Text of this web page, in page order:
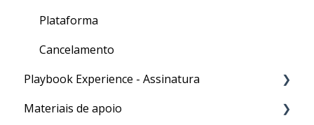
Plataforma
Cancelamento
Playbook Experience - Assinatura
Processos
Materiais de apoio